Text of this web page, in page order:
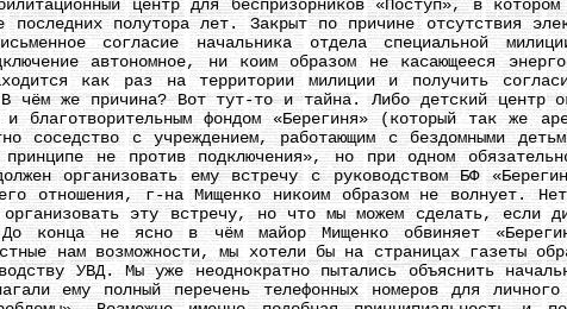
центр для беспризорников «Поступ», в котором
последних полутора лет. Закрыт по причине отсутствия
согласие начальника отдела специальной
автономное, ни коим образом не касающееся
как раз на территории милиции и получить
чём же причина? Вот тут-то и тайна. Либо детский центр
благотворительным фондом «Берегиня» (который так же
соседство с учреждением, работающим с бездомными
не против подключения», но при одном
организовать ему встречу с руководством БФ
отношения, г-на Мищенко никоим образом не волнует.
эту встречу, но что мы можем сделать, если
До конца не ясно в чём майор Мищенко обвиняет
нам возможности, мы хотели бы на страницах газеты
УВД. Мы уже неоднократно пытались объяснить
ему полный перечень телефонных номеров для